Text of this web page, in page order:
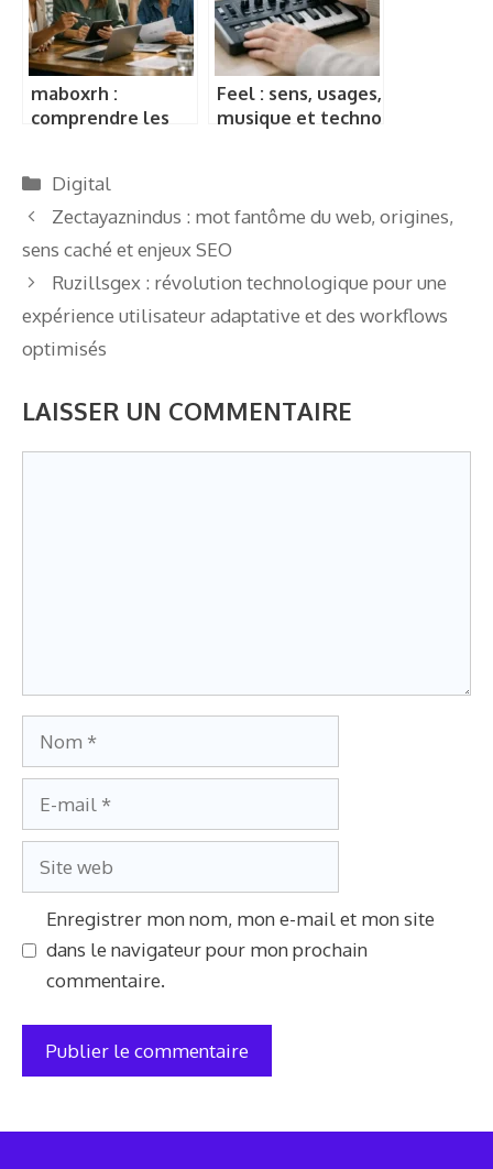
maboxrh :
comprendre les
texte exploitable
et leurs impacts
sur votre
stratégie RH
Feel : sens, usages,
musique et techno
Catégories
Digital
Zectayaznindus : mot fantôme du web, origines,
sens caché et enjeux SEO
Ruzillsgex : révolution technologique pour une
expérience utilisateur adaptative et des workflows
optimisés
LAISSER UN COMMENTAIRE
Nom
mail
Site
web
Enregistrer mon nom, mon e-mail et mon site
dans le navigateur pour mon prochain
commentaire.